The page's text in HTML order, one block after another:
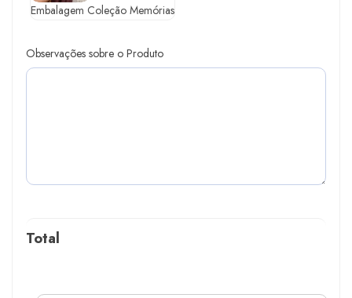
Embalagem Coleção Memórias
Observações sobre o Produto
Total